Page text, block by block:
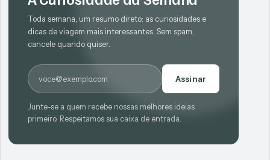
Toda semana, um resumo direto: as curiosidades e
dicas de viagem mais interessantes. Sem spam,
cancele quando quiser.
E-mail
Assinar
Junte-se a quem recebe nossas melhores ideias
primeiro. Respeitamos sua caixa de entrada.